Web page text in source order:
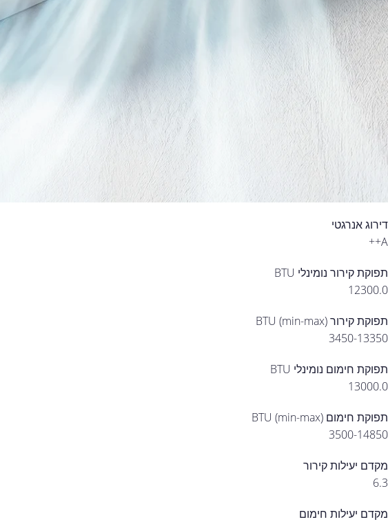
דירוג אנרגטי
A++
תפוקת קירור נומינלי BTU
12300.0
תפוקת קירור (min-max) BTU
3450-13350
תפוקת חימום נומינלי BTU
13000.0
תפוקת חימום (min-max) BTU
3500-14850
מקדם יעילות קירור
6.3
מקדם יעילות חימום